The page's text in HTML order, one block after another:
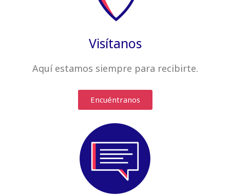
Visítanos
Aquí estamos siempre para recibirte.
Encuéntranos